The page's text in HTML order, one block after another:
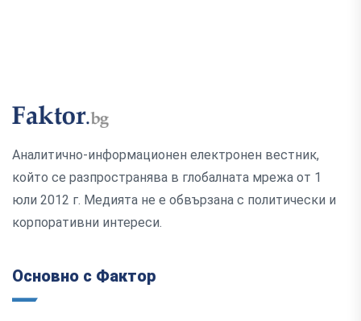
Аналитично-информационен електронен вестник,
който се разпространява в глобалната мрежа от 1
юли 2012 г. Медията не е обвързана с политически и
корпоративни интереси.
Основно с Фактор